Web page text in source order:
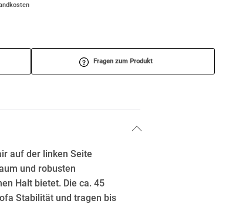
Fragen zum Produkt
auf der linken Seite
und robusten
Halt bietet. Die ca. 45
Stabilität und tragen bis